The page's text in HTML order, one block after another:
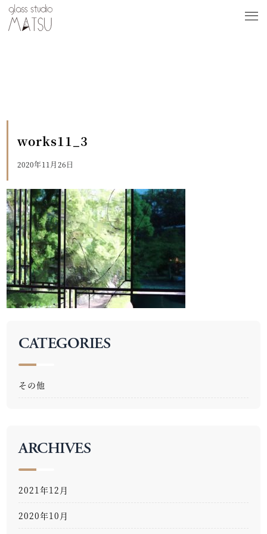
works11_3
2020年11月26日
CATEGORIES
その他
ARCHIVES
2021年12月
2020年10月